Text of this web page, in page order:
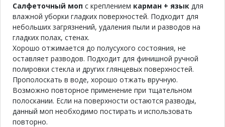
Салфеточный моп с креплением карман + язык для
влажной уборки гладких поверхностей. Подходит для
небольших загрязнений, удаления пыли и разводов на
гладких полах, стенах.
Хорошо отжимается до полусухого состояния, не
оставляет разводов. Подходит для финишной ручной
полировки стекла и других глянцевых поверхностей.
Прополоскать в воде, хорошо отжать вручную.
Возможно повторное применение при тщательном
полоскании. Если на поверхности остаются разводы,
данный моп необходимо постирать и использовать
повторно.